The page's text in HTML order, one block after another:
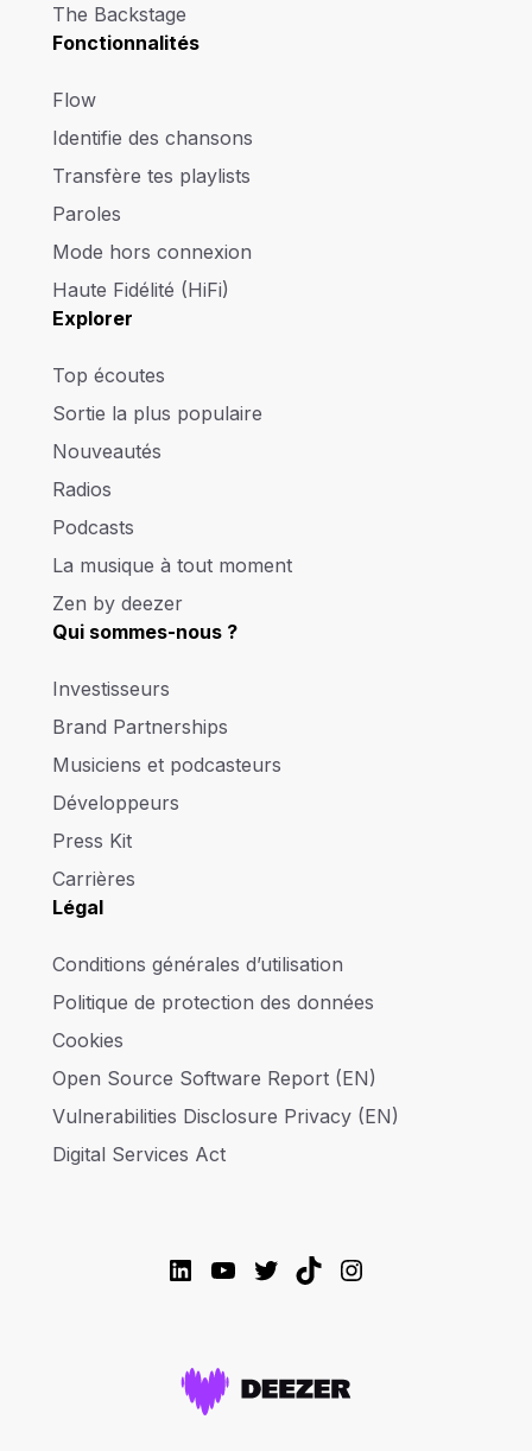
The Backstage
Fonctionnalités
Flow
Identifie des chansons
Transfère tes playlists
Paroles
Mode hors connexion
Haute Fidélité (HiFi)
Explorer
Top écoutes
Sortie la plus populaire
Nouveautés
Radios
Podcasts
La musique à tout moment
Zen by deezer
Qui sommes-nous ?
Investisseurs
Brand Partnerships
Musiciens et podcasteurs
Développeurs
Press Kit
Carrières
Légal
Conditions générales d’utilisation
Politique de protection des données
Cookies
Open Source Software Report (EN)
Vulnerabilities Disclosure Privacy (EN)
Digital Services Act
LinkedIn
YouTube
Twitter
TikTokInstagram